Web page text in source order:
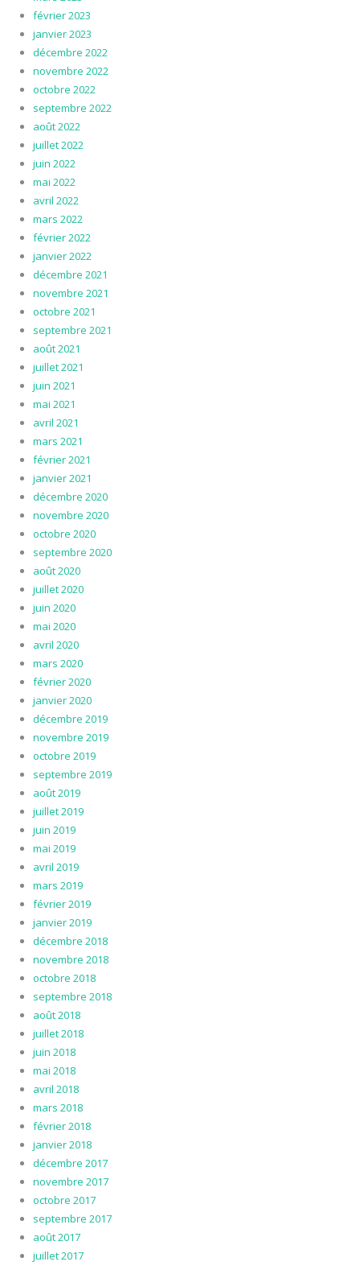
février 2023
janvier 2023
décembre 2022
novembre 2022
octobre 2022
septembre 2022
août 2022
juillet 2022
juin 2022
mai 2022
avril 2022
mars 2022
février 2022
janvier 2022
décembre 2021
novembre 2021
octobre 2021
septembre 2021
août 2021
juillet 2021
juin 2021
mai 2021
avril 2021
mars 2021
février 2021
janvier 2021
décembre 2020
novembre 2020
octobre 2020
septembre 2020
août 2020
juillet 2020
juin 2020
mai 2020
avril 2020
mars 2020
février 2020
janvier 2020
décembre 2019
novembre 2019
octobre 2019
septembre 2019
août 2019
juillet 2019
juin 2019
mai 2019
avril 2019
mars 2019
février 2019
janvier 2019
décembre 2018
novembre 2018
octobre 2018
septembre 2018
août 2018
juillet 2018
juin 2018
mai 2018
avril 2018
mars 2018
février 2018
janvier 2018
décembre 2017
novembre 2017
octobre 2017
septembre 2017
août 2017
juillet 2017